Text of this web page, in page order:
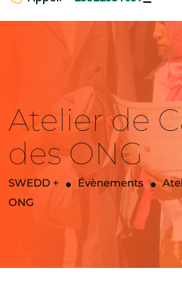
Atelier de
des ONG
SWEDD + Évènements
ONG